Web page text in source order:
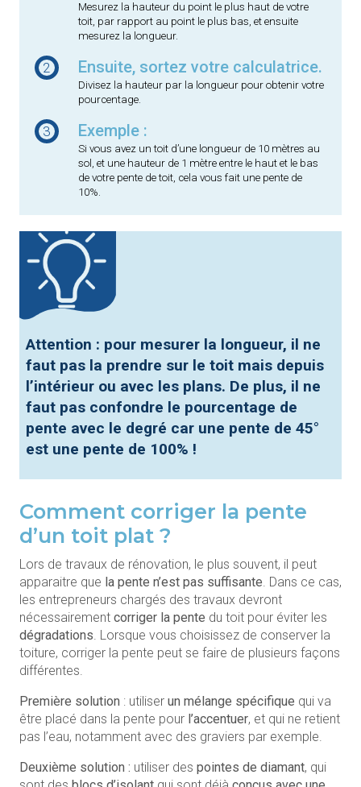
Mesurez la hauteur du point le plus haut de votre
toit, par rapport au point le plus bas, et ensuite
mesurez la longueur.
2 Ensuite, sortez votre calculatrice.
Divisez la hauteur par la longueur pour obtenir votre
pourcentage.
3 Exemple :
Si vous avez un toit d’une longueur de 10 mètres au
sol, et une hauteur de 1 mètre entre le haut et le bas
de votre pente de toit, cela vous fait une pente de
10%.
Attention : pour mesurer la longueur, il ne
faut pas la prendre sur le toit mais depuis
l’intérieur ou avec les plans. De plus, il ne
faut pas confondre le pourcentage de
pente avec le degré car une pente de 45°
est une pente de 100% !
Comment corriger la pente
d’un toit plat ?
Lors de travaux de rénovation, le plus souvent, il peut
apparaitre que la pente n’est pas suffisante. Dans ce cas,
les entrepreneurs chargés des travaux devront
nécessairement corriger la pente du toit pour éviter les
dégradations. Lorsque vous choisissez de conserver la
toiture, corriger la pente peut se faire de plusieurs façons
différentes.
Première solution : utiliser un mélange spécifique qui va
être placé dans la pente pour l’accentuer, et qui ne retient
pas l’eau, notamment avec des graviers par exemple.
Deuxième solution : utiliser des pointes de diamant, qui